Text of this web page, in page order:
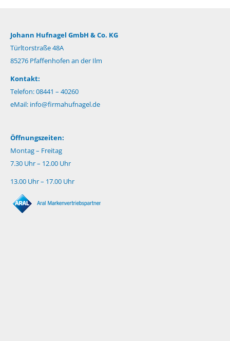
Johann Hufnagel GmbH & Co. KG
Türltorstraße 48A
85276 Pfaffenhofen an der Ilm
Kontakt:
Telefon: 08441 – 40260
eMail: info@firmahufnagel.de
Öffnungszeiten:
Montag – Freitag
7.30 Uhr – 12.00 Uhr
13.00 Uhr – 17.00 Uhr